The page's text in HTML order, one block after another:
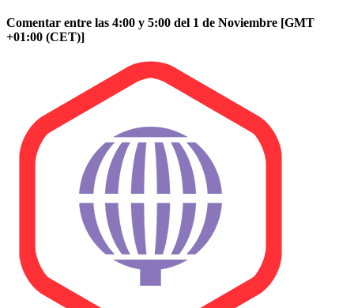
Comentar entre las 4:00 y 5:00 del 1 de Noviembre [GMT
+01:00 (CET)]